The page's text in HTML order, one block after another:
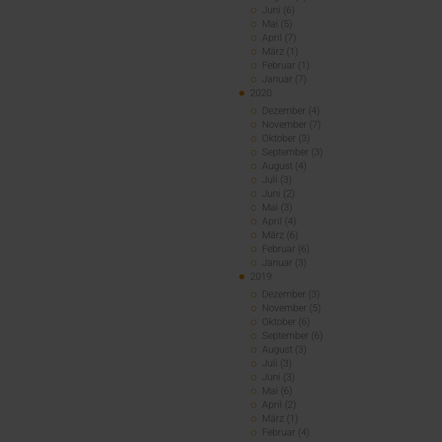
Juni (6)
Mai (5)
April (7)
März (1)
Februar (1)
Januar (7)
2020
Dezember (4)
November (7)
Oktober (3)
September (3)
August (4)
Juli (3)
Juni (2)
Mai (3)
April (4)
März (6)
Februar (6)
Januar (3)
2019
Dezember (3)
November (5)
Oktober (6)
September (6)
August (3)
Juli (3)
Juni (3)
Mai (6)
April (2)
März (1)
Februar (4)